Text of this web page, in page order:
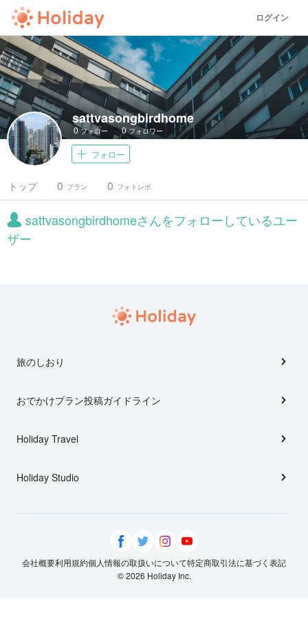
ログイン
sattvasongbirdhome
0フォロー 0フォロワー
フォロー
トップ プラン
0 フォトレポ
0
sattvasongbirdhomeさんをフォローしているユー
ザー
旅のしおり
おでかけプラン投稿ガイドライン
Holiday Travel
Holiday Studio
会社概要利用規約個人情報の取扱いについて特定商取引法に基づく表記
© 2026 Holiday Inc.